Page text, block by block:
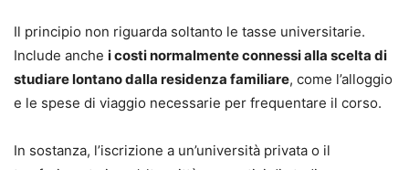
international arbitration. Partecipa a numerosi convegni e
seminari in Italia e all’estero in qualità di relatore. Fa parte
del Comitato editoriale della Rivista trimestrale di diritto e
procedura civile ed è editor dell’International Journal of
Romagna della Camera degli avvocati internazionalisti, ha
Il principio non riguarda soltanto le tasse universitarie.
Include anche i costi normalmente connessi alla scelta di
studiare lontano dalla residenza familiare, come l’alloggio
e le spese di viaggio necessarie per frequentare il corso.
In sostanza, l’iscrizione a un’università privata o il